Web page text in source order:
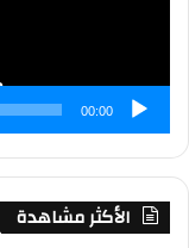
00:00
الأكثر مشاهدة